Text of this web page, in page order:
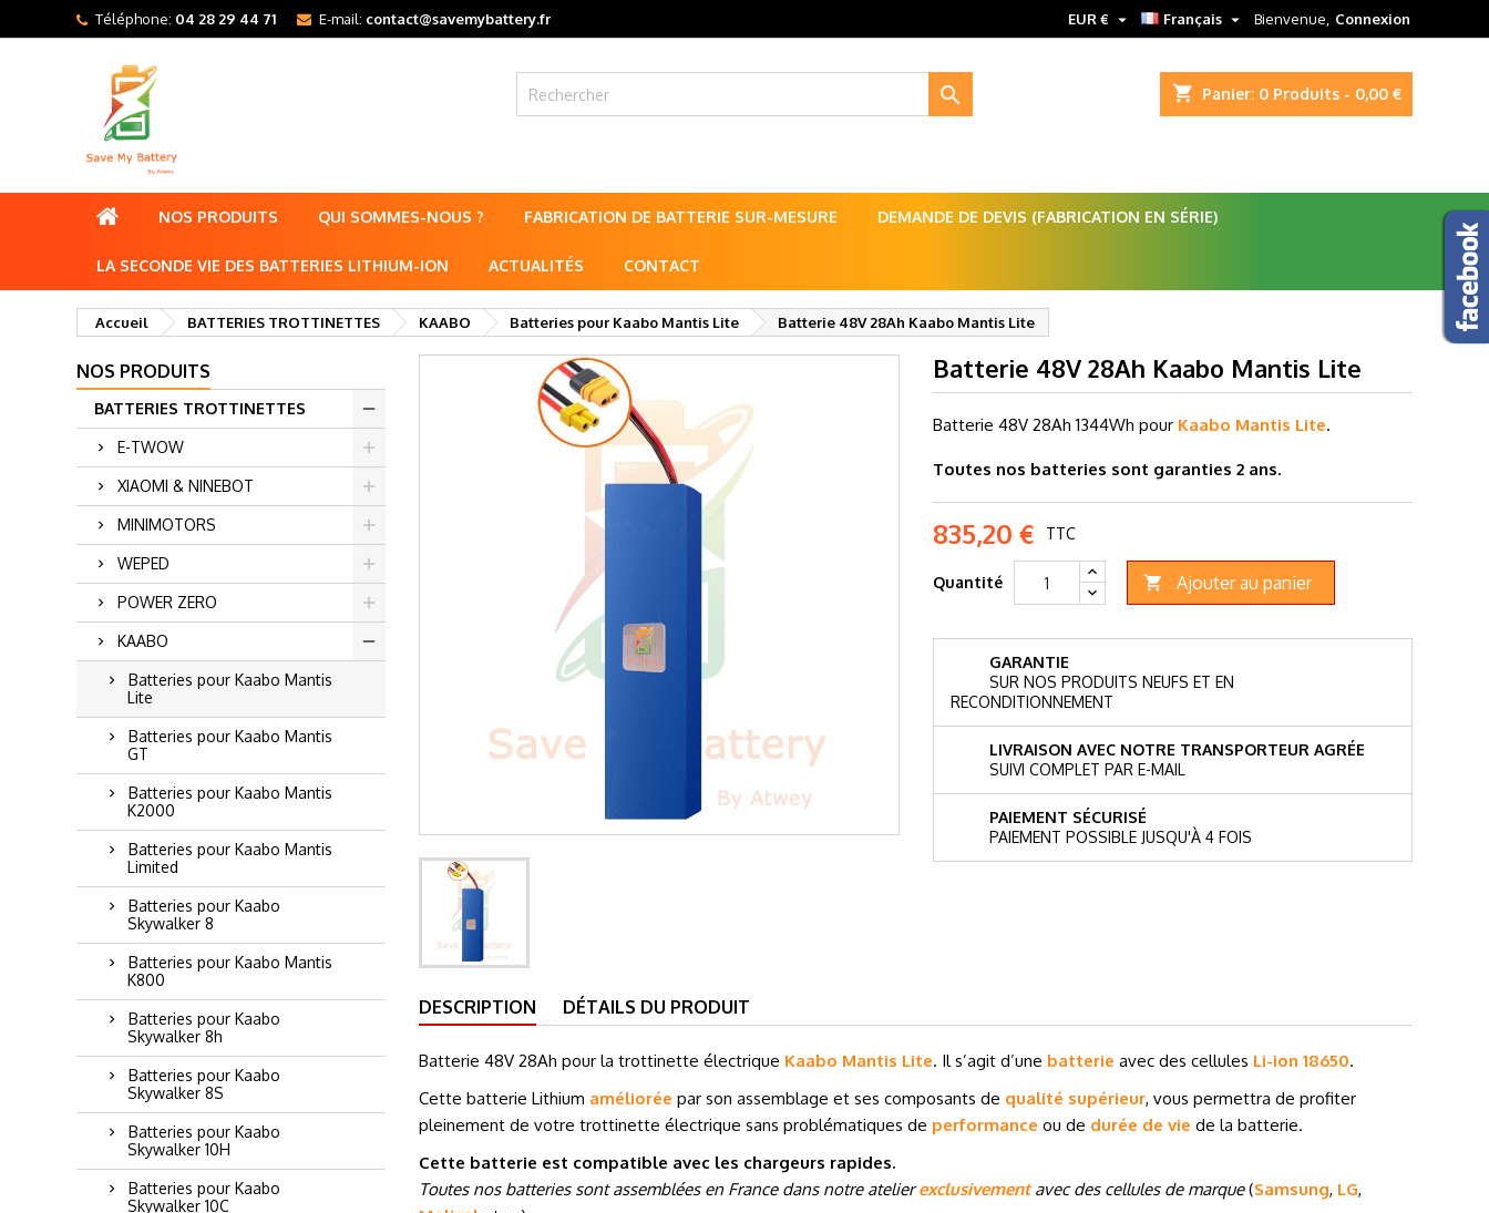
Téléphone: 04 28 29 44 71 E-mail: contact@savemybattery.fr Bienvenue, Connexion
Français 
EUR € 
shopping_cart Panier: 0 Produits - 0,00 €

NOS PRODUITS QUI SOMMES-NOUS ? FABRICATION DE BATTERIE SUR-MESURE DEMANDE DE DEVIS (FABRICATION EN SÉRIE)
LA SECONDE VIE DES BATTERIES LITHIUM-ION ACTUALITÉS CONTACT
Accueil BATTERIES TROTTINETTES KAABO Batteries pour Kaabo Mantis Lite Batterie 48V 28Ah Kaabo Mantis Lite
NOS PRODUITS
BATTERIES TROTTINETTES
E-TWOW
XIAOMI & NINEBOT
MINIMOTORS
WEPED
POWER ZERO
KAABO
Batteries pour Kaabo Mantis
Lite
Batteries pour Kaabo Mantis
GT
Batteries pour Kaabo Mantis
K2000
Batteries pour Kaabo Mantis
Limited
Batteries pour Kaabo
Skywalker 8
Batteries pour Kaabo Mantis
K800
Batteries pour Kaabo
Skywalker 8h
Batteries pour Kaabo
Skywalker 8S
Batteries pour Kaabo
Skywalker 10H
Batteries pour Kaabo
Skywalker 10C
Batterie 48V 28Ah Kaabo Mantis Lite
Batterie 48V 28Ah 1344Wh pour Kaabo Mantis Lite.
Toutes nos batteries sont garanties 2 ans.
835,20 € TTC
Quantité  Ajouter au panier
GARANTIE
SUR NOS PRODUITS NEUFS ET EN
RECONDITIONNEMENT
LIVRAISON AVEC NOTRE TRANSPORTEUR AGRÉE
SUIVI COMPLET PAR E-MAIL
PAIEMENT SÉCURISÉ
PAIEMENT POSSIBLE JUSQU'À 4 FOIS
DESCRIPTION DÉTAILS DU PRODUIT
Batterie 48V 28Ah pour la trottinette électrique Kaabo Mantis Lite. Il s’agit d’une batterie avec des cellules Li-ion 18650.
Cette batterie Lithium améliorée par son assemblage et ses composants de qualité supérieur, vous permettra de profiter
pleinement de votre trottinette électrique sans problématiques de performance ou de durée de vie de la batterie.
Cette batterie est compatible avec les chargeurs rapides.
Toutes nos batteries sont assemblées en France dans notre atelierexclusivementavec des cellules de marque(Samsung, LG,